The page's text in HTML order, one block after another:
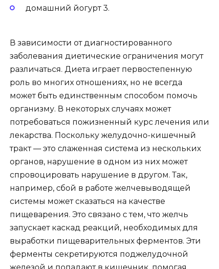
домашний йогурт 3.
В зависимости от диагностированного
заболевания диетические ограничения могут
различаться. Диета играет первостепенную
роль во многих отношениях, но не всегда
может быть единственным способом помочь
организму. В некоторых случаях может
потребоваться пожизненный курс лечения или
лекарства. Поскольку желудочно-кишечный
тракт — это слаженная система из нескольких
органов, нарушение в одном из них может
спровоцировать нарушение в другом. Так,
например, сбой в работе желчевыводящей
системы может сказаться на качестве
пищеварения. Это связано с тем, что желчь
запускает каскад реакций, необходимых для
выработки пищеварительных ферментов. Эти
ферменты секретируются поджелудочной
железой и попадают в кишечник, помогая